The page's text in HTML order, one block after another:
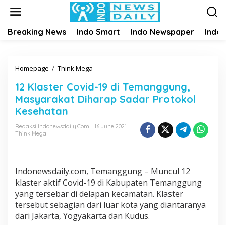
Breaking News Indo Smart Indo Newspaper Indo
Homepage / Think Mega
K
l
o
v
d
-
1
12 Klaster Covid-19 di Temanggung,
Masyarakat Diharap Sadar Protokol
Kesehatan
Redaksi Indonewsdaily.com
16 June 2021
Think Mega
Indonewsdaily.com, Temanggung – Muncul 12
klaster aktif Covid-19 di Kabupaten Temanggung
yang tersebar di delapan kecamatan. Klaster
tersebut sebagian dari luar kota yang diantaranya
dari Jakarta, Yogyakarta dan Kudus.